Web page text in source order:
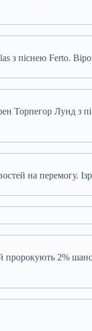
з піснею Ferto.
Торпегор Лунд
на
пророкують 2%